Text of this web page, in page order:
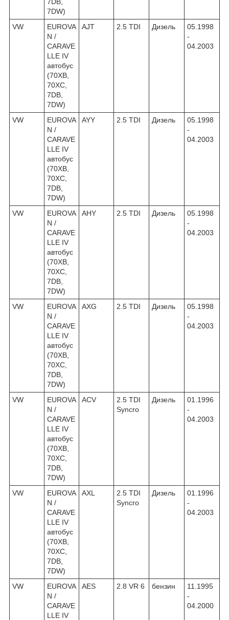
7DW)
VW
EUROVA
N /
CARAVE
LLE IV
автобус
(70XB,
70XC,
7DB,
7DW)
AJT 2.5 TDI Дизель
05.1998
-
04.2003
VW
EUROVA
N /
CARAVE
LLE IV
автобус
(70XB,
70XC,
7DB,
7DW)
AYY 2.5 TDI Дизель
05.1998
-
04.2003
VW
EUROVA
N /
CARAVE
LLE IV
автобус
(70XB,
70XC,
7DB,
7DW)
AHY 2.5 TDI Дизель
05.1998
-
04.2003
VW
EUROVA
N /
CARAVE
LLE IV
автобус
(70XB,
70XC,
7DB,
7DW)
AXG 2.5 TDI Дизель
05.1998
-
04.2003
VW
EUROVA
N /
CARAVE
LLE IV
автобус
(70XB,
70XC,
7DB,
7DW)
ACV
2.5 TDI
Syncro
Дизель
01.1996
-
04.2003
VW
EUROVA
N /
CARAVE
LLE IV
автобус
(70XB,
70XC,
7DB,
7DW)
AXL
2.5 TDI
Syncro
Дизель
01.1996
-
04.2003
VW
EUROVA
N /
CARAVE
LLE IV
AES 2.8 VR 6 бензин
11.1995
-
04.2000